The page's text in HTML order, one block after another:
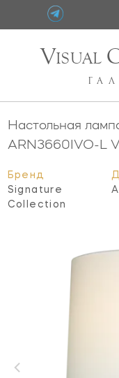
VISUAL
Настольная
ARN3660IVO-L
Бренд
Signature
Collection